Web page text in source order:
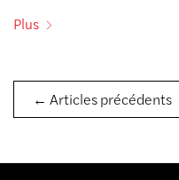
Plus
← Articles précédents